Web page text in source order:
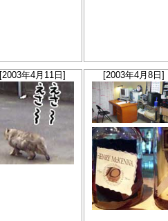
[2003年4月11日] [2003年4月8日]